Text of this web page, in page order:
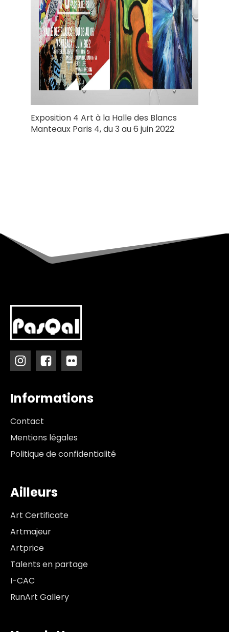
Exposition 4 Art à la Halle des Blancs
Manteaux Paris 4, du 3 au 6 juin 2022
Informations
Contact
Mentions légales
Politique de confidentialité
Ailleurs
Art Certificate
Artmajeur
Artprice
Talents en partage
I-CAC
RunArt Gallery